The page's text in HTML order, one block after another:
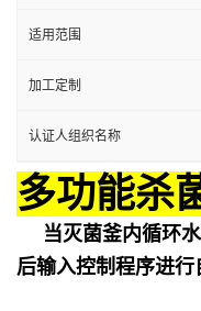
适用范围
加工定制
认证人组织名称
多功能杀
当灭菌釜内循环
后输入控制程序进行